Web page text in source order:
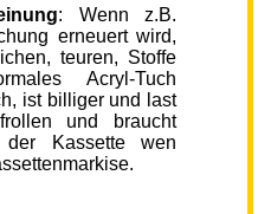
: Wenn z.B.
erneuert wird,
teuren, Stoffe
Acryl-Tuch
ist billiger und last
und braucht
Kassette wen